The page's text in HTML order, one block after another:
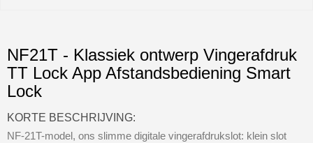
NF21T - Klassiek ontwerp Vingerafdruk
TT Lock App Afstandsbediening Smart
Lock
KORTE BESCHRIJVING:
NF-21T-model, ons slimme digitale vingerafdrukslot: klein slot